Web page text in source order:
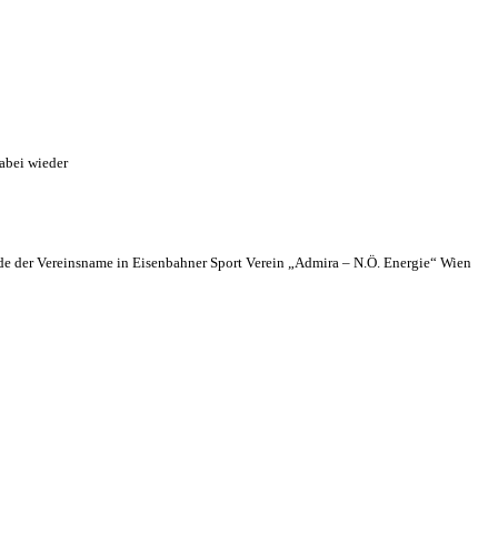
wieder
der Vereinsname in Eisenbahner Sport Verein „Admira – N.Ö. Energie“ Wien